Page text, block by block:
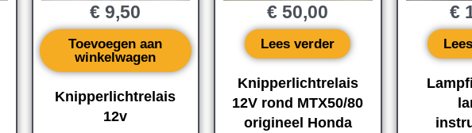
Knipperlichtrelais
12v
€ 9,50
Toevoegen aan
winkelwagen
Knipperlichtrelais
12V rond MTX50/80
origineel Honda
€ 50,00
Lees verder
€